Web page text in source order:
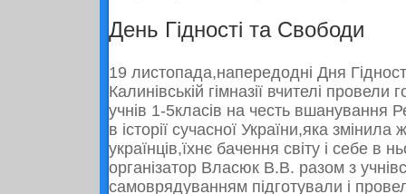
День Гідності та Свободи
19 листопада,напередодні Дня
Калинівській гімназії вчителі
учнів 1-5класів на честь вшанування
в історії сучасної України,яка змінила
українців,їхнє бачення світу і себе в
організатор Власюк В.В. разом з
самоврядуванням підготували і